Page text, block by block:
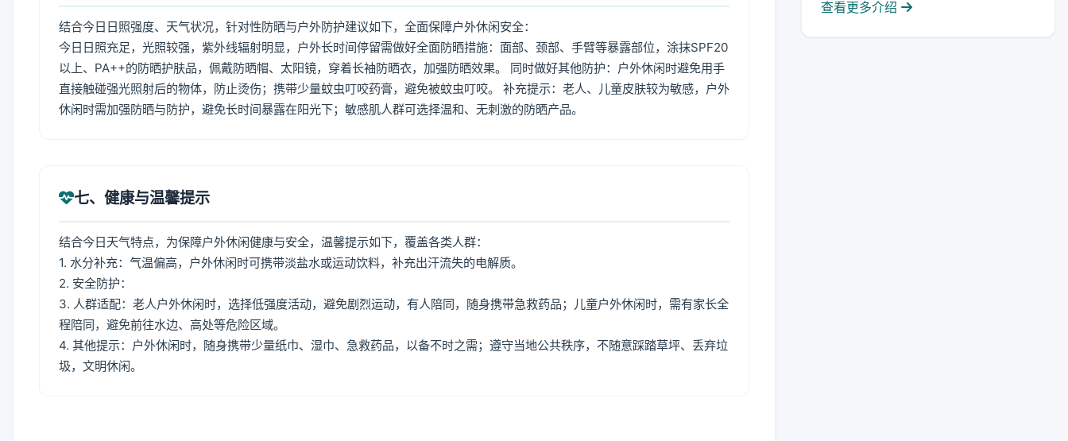
结合今日日照强度、天气状况，针对性防晒与户外防护建议如下，全面保障户外休闲安全：
今日日照充足，光照较强，紫外线辐射明显，户外长时间停留需做好全面防晒措施：面部、颈部、手臂等暴露部位，涂抹SPF20
以上、PA++的防晒护肤品，佩戴防晒帽、太阳镜，穿着长袖防晒衣，加强防晒效果。 同时做好其他防护：户外休闲时避免用手
直接触碰强光照射后的物体，防止烫伤；携带少量蚊虫叮咬药膏，避免被蚊虫叮咬。 补充提示：老人、儿童皮肤较为敏感，户外
休闲时需加强防晒与防护，避免长时间暴露在阳光下；敏感肌人群可选择温和、无刺激的防晒产品。
七、健康与温馨提示
结合今日天气特点，为保障户外休闲健康与安全，温馨提示如下，覆盖各类人群：
1. 水分补充：气温偏高，户外休闲时可携带淡盐水或运动饮料，补充出汗流失的电解质。
2. 安全防护：
3. 人群适配：老人户外休闲时，选择低强度活动，避免剧烈运动，有人陪同，随身携带急救药品；儿童户外休闲时，需有家长全
程陪同，避免前往水边、高处等危险区域。
4. 其他提示：户外休闲时，随身携带少量纸巾、湿巾、急救药品，以备不时之需；遵守当地公共秩序，不随意踩踏草坪、丢弃垃
圾，文明休闲。
查看更多介绍